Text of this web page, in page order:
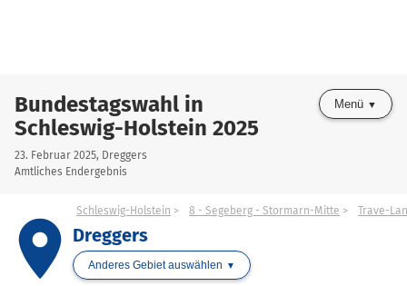
Bundestagswahl in
Schleswig-Holstein 2025
23. Februar 2025, Dreggers
Amtliches Endergebnis
Menü
place
Schleswig-Holstein 8 - Segeberg - Stormarn-Mitte Trave-
Dreggers
Anderes Gebiet auswählen